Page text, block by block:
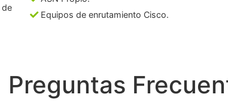
Equipos de enrutamiento Cisco.
Preguntas